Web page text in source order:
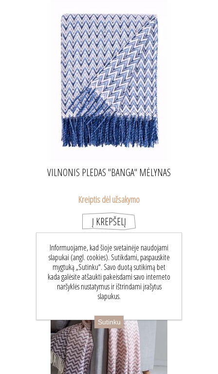
VILNONIS PLEDAS "BANGA" MĖLYNAS
Kreiptis dėl užsakymo
Informuojame, kad šioje svetainėje naudojami
slapukai (angl. cookies). Sutikdami, paspauskite
mygtuką „Sutinku“. Savo duotą sutikimą bet
kada galėsite atšaukti pakeisdami savo interneto
naršyklės nustatymus ir ištrindami įrašytus
slapukus.
Sutinku